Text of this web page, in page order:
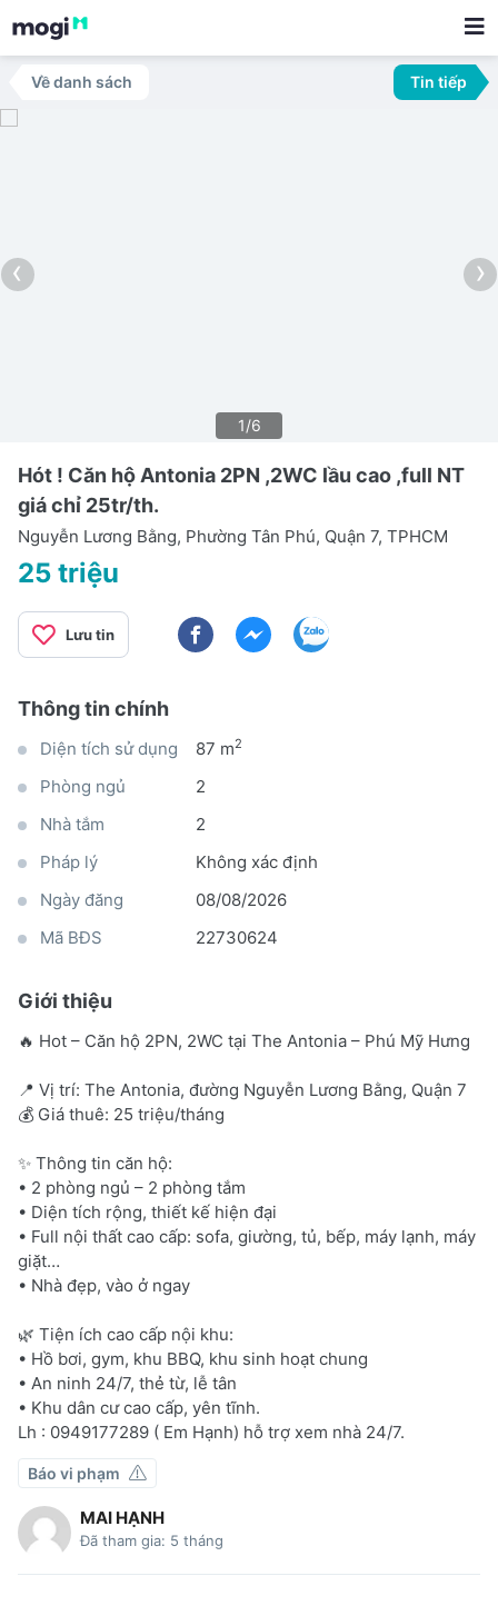
Về danh sách Tin tiếp
‹ ›
1/6
Hót ! Căn hộ Antonia 2PN ,2WC lầu cao ,full NT
giá chỉ 25tr/th.
Nguyễn Lương Bằng, Phường Tân Phú, Quận 7, TPHCM
25 triệu
Lưu tin
Thông tin chính
Diện tích sử dụng 87 m2
Phòng ngủ
2
Nhà tắm
2
Pháp lý
Không xác định
Ngày đăng
08/08/2026
Mã BĐS
22730624
Giới thiệu
🔥 Hot – Căn hộ 2PN, 2WC tại The Antonia – Phú Mỹ Hưng
📍 Vị trí: The Antonia, đường Nguyễn Lương Bằng, Quận 7
💰 Giá thuê: 25 triệu/tháng
✨ Thông tin căn hộ:
• 2 phòng ngủ – 2 phòng tắm
• Diện tích rộng, thiết kế hiện đại
• Full nội thất cao cấp: sofa, giường, tủ, bếp, máy lạnh, máy
giặt…
• Nhà đẹp, vào ở ngay
🌿 Tiện ích cao cấp nội khu:
• Hồ bơi, gym, khu BBQ, khu sinh hoạt chung
• An ninh 24/7, thẻ từ, lễ tân
• Khu dân cư cao cấp, yên tĩnh.
Lh : 0949177289 ( Em Hạnh) hỗ trợ xem nhà 24/7.
Báo vi phạm
MAI HẠNH
Đã tham gia: 5 tháng